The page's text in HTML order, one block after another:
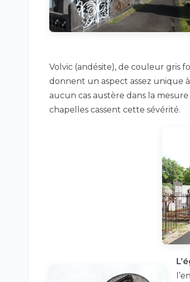
Volvic (andésite), de couleur gris
donnent un aspect assez unique
aucun cas austère dans la
chapelles cassent cette sévérité.